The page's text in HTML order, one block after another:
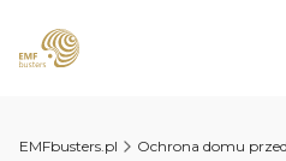
EMFbusters.pl